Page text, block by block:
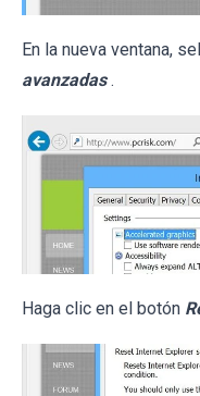
En la nueva ventana,
avanzadas .
Haga clic en el botón